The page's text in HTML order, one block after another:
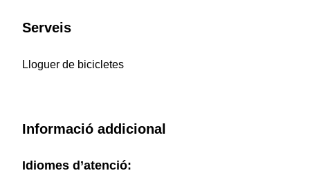
Serveis
Lloguer de bicicletes
Informació addicional
Idiomes d’atenció: